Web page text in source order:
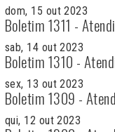
dom, 15 out 2023
Boletim 1311 -
sab, 14 out 2023
Boletim 1310 -
sex, 13 out 2023
Boletim 1309 -
qui, 12 out 2023